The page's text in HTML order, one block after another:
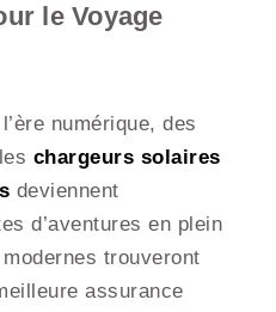
le Voyage
numérique, des
chargeurs solaires
deviennent
d’aventures en plein
trouveront
assurance